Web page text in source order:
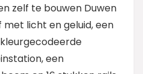
zelf te bouwen Duwen
licht en geluid, een
een